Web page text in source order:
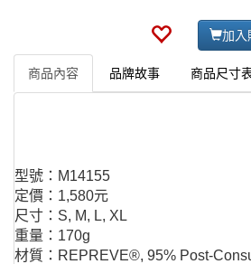
加入
商品內容 品牌故事 商品尺寸
型號：M14155
定價：1,580元
尺寸：S, M, L, XL
重量：170g
材質：REPREVE®, 95% Post-